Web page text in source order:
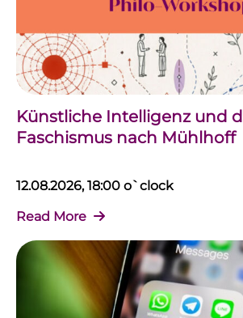
Künstliche Intelligenz und
Faschismus nach Mühlhoff
12.08.2026, 18:00 o`clock
Read More